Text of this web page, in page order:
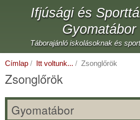
Ifjúsági és
Gyomatábor
Táborajánló iskolásoknak és
Címlap Itt voltunk... Zsonglőrök
Zsonglőrök
Gyomatábor